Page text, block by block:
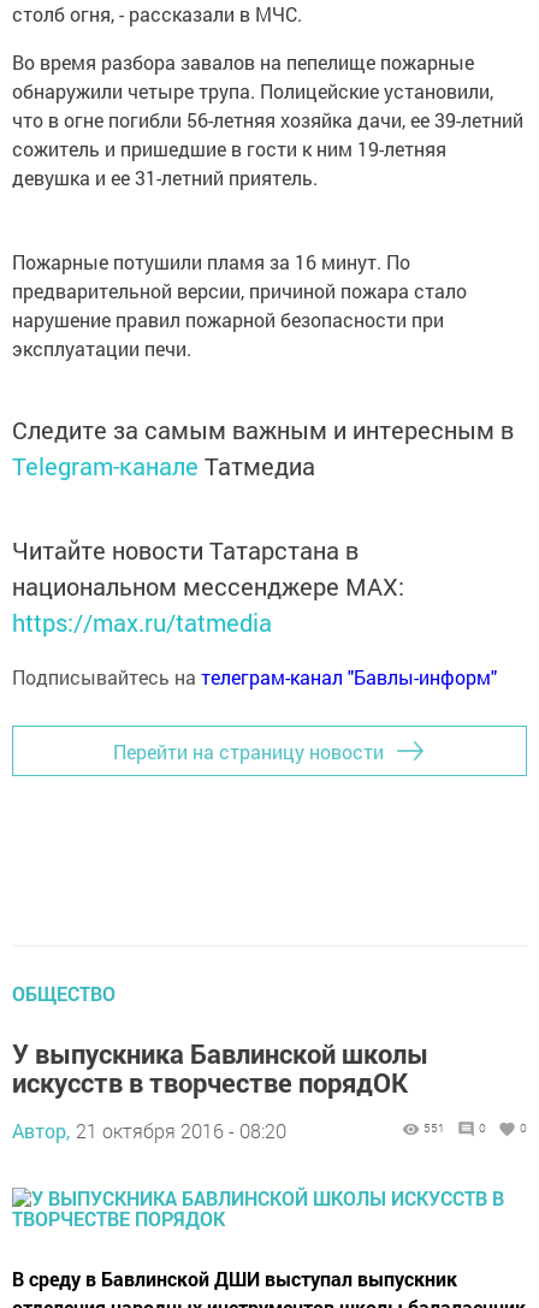
столб огня, - рассказали в МЧС.
Во время разбора завалов на пепелище пожарные
обнаружили четыре трупа. Полицейские установили,
что в огне погибли 56-летняя хозяйка дачи, ее 39-летний
сожитель и пришедшие в гости к ним 19-летняя
девушка и ее 31-летний приятель.
Пожарные потушили пламя за 16 минут. По
предварительной версии, причиной пожара стало
нарушение правил пожарной безопасности при
эксплуатации печи.
Следите за самым важным и интересным в
Telegram-канале Татмедиа
Читайте новости Татарстана в
национальном мессенджере MАХ:
https://max.ru/tatmedia
Подписывайтесь на телеграм-канал "Бавлы-информ"
Перейти на страницу новости
ОБЩЕСТВО
У выпускника Бавлинской школы
искусств в творчестве порядОК
Автор, 21 октября 2016 - 08:20 551 0 0
В среду в Бавлинской ДШИ выступал выпускник